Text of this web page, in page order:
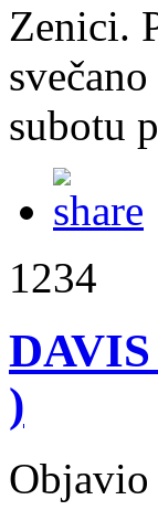
Zenici.
subotu
1234
)
Objavio